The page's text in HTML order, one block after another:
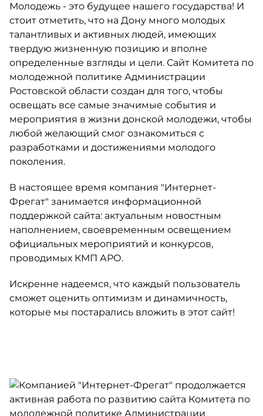
Молодежь - это будущее нашего государства! И
стоит отметить, что на Дону много молодых
талантливых и активных людей, имеющих
твердую жизненную позицию и вполне
определенные взгляды и цели. Сайт Комитета по
молодежной политике Администрации
Ростовской области создан для того, чтобы
освещать все самые значимые события и
мероприятия в жизни донской молодежи, чтобы
любой желающий смог ознакомиться с
разработками и достижениями молодого
поколения.
В настоящее время компания "Интернет-
Фрегат" занимается информационной
поддержкой сайта: актуальным новостным
наполнением, своевременным освещением
официальных мероприятий и конкурсов,
проводимых КМП АРО.
Искренне надеемся, что каждый пользователь
сможет оценить оптимизм и динамичность,
которые мы постарались вложить в этот сайт!